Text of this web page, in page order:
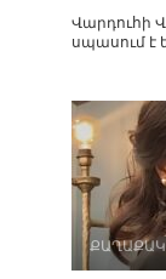
Վարդուհի
սպասում է